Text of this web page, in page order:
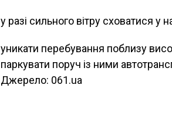
у разі сильного вітру сховатися у
уникати перебування поблизу
паркувати поруч із ними
Джерело: 061.ua